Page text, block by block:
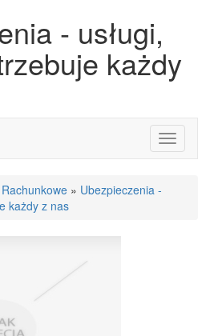
- usługi,
każdy
Toggle
» Ubezpieczenia -
każdy z nas